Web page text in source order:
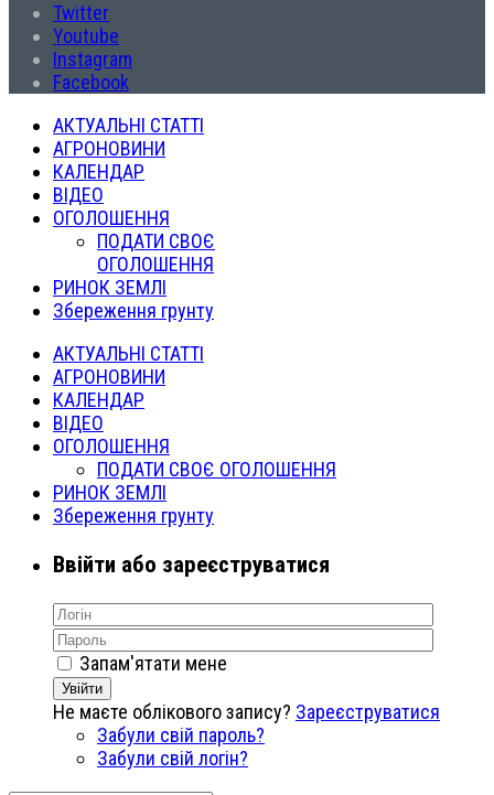
Twitter
Youtube
Instagram
Facebook
АКТУАЛЬНІ СТАТТІ
АГРОНОВИНИ
КАЛЕНДАР
ВІДЕО
ОГОЛОШЕННЯ
ПОДАТИ СВОЄ
ОГОЛОШЕННЯ
РИНОК ЗЕМЛІ
Збереження грунту
АКТУАЛЬНІ СТАТТІ
АГРОНОВИНИ
КАЛЕНДАР
ВІДЕО
ОГОЛОШЕННЯ
ПОДАТИ СВОЄ ОГОЛОШЕННЯ
РИНОК ЗЕМЛІ
Збереження грунту
Ввійти або зареєструватися
Запам'ятати мене
Увійти
Не маєте облікового запису? Зареєструватися
Забули свій пароль?
Забули свій логін?